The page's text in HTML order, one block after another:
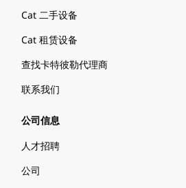
Cat 二手设备
Cat 租赁设备
查找卡特彼勒代理商
联系我们
公司信息
人才招聘
公司